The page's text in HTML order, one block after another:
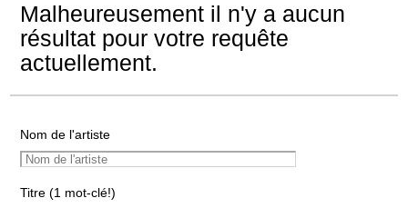
Malheureusement il n'y a aucun
résultat pour votre requête
actuellement.
Nom de l'artiste
Titre (1 mot-clé!)